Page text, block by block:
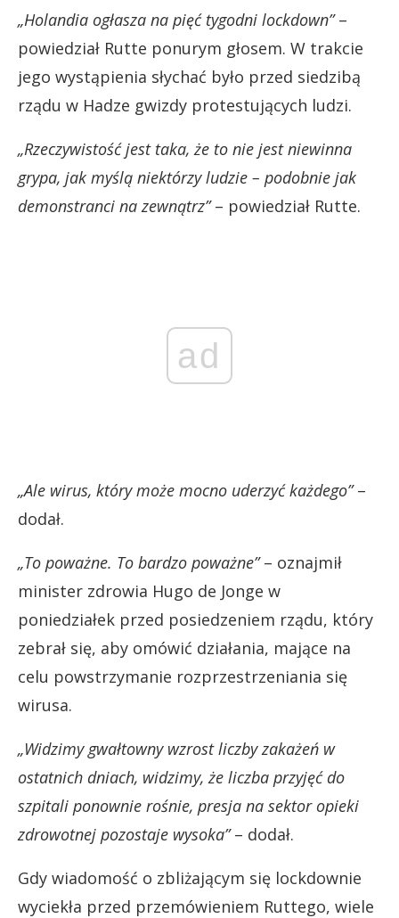
„Holandia ogłasza na pięć tygodni lockdown”–
powiedział Rutte ponurym głosem. W trakcie
jego wystąpienia słychać było przed siedzibą
rządu w Hadze gwizdy protestujących ludzi.
„Rzeczywistość jest taka, że to nie jest niewinna
grypa, jak myślą niektórzy ludzie – podobnie jak
demonstranci na zewnątrz”– powiedział Rutte.
ad
„Ale wirus, który może mocno uderzyć każdego”–
dodał.
„To poważne. To bardzo poważne”– oznajmił
minister zdrowia Hugo de Jonge w
poniedziałek przed posiedzeniem rządu, który
zebrał się, aby omówić działania, mające na
celu powstrzymanie rozprzestrzeniania się
wirusa.
„Widzimy gwałtowny wzrost liczby zakażeń w
ostatnich dniach, widzimy, że liczba przyjęć do
szpitali ponownie rośnie, presja na sektor opieki
zdrowotnej pozostaje wysoka”– dodał.
Gdy wiadomość o zbliżającym się lockdownie
wyciekła przed przemówieniem Ruttego, wiele